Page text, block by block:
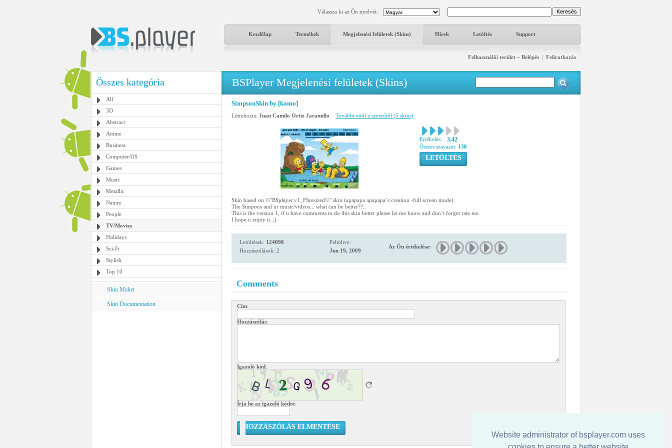
Website administrator of bsplayer.com uses
Válassza ki az Ön nyelvét:
Kezdőlap Termékek Megjelenési felületek (Skins) Hírek Letöltés Support
Felhasználói terület – Belépés | Feliratkozás
Összes kategória
All
3D
Abstract
Anime
Business
Computer/OS
Games
Music
Metallic
Nature
People
TV/Movies
Holidays
Sci-Fi
Stylish
Top 10
Skin Maker
Skin Documentation
BSPlayer Megjelenési felületek (Skins)
SimpsonSkin by [kamo]
Létrehozta: Juan Camilo Ortiz Jaramillo További ettől a szerzőtől (5 skins)
Értékelés: 3.42
Összes szavazat: 138
LETÖLTÉS
Skin based on \\\"BSplayer.v1_FSresized\\\" skin (apapapa apapapa`s creation -full screen mode).
The Simpons and ur music/videos... what can be better??..
This is the version 1, if u have comments to do this skin better please let me know and don´t forget rate me.
I hope u enjoy it. ;)
Letöltések: 124098
Hozzászólások: 2
Feltöltve:
Jun 19, 2009
Az Ön értékelése:
Comments
Cím:
Hozzászólás:
Igazoló kód:
Írja be az igazoló kódot:
HOZZÁSZÓLÁS ELMENTÉSE